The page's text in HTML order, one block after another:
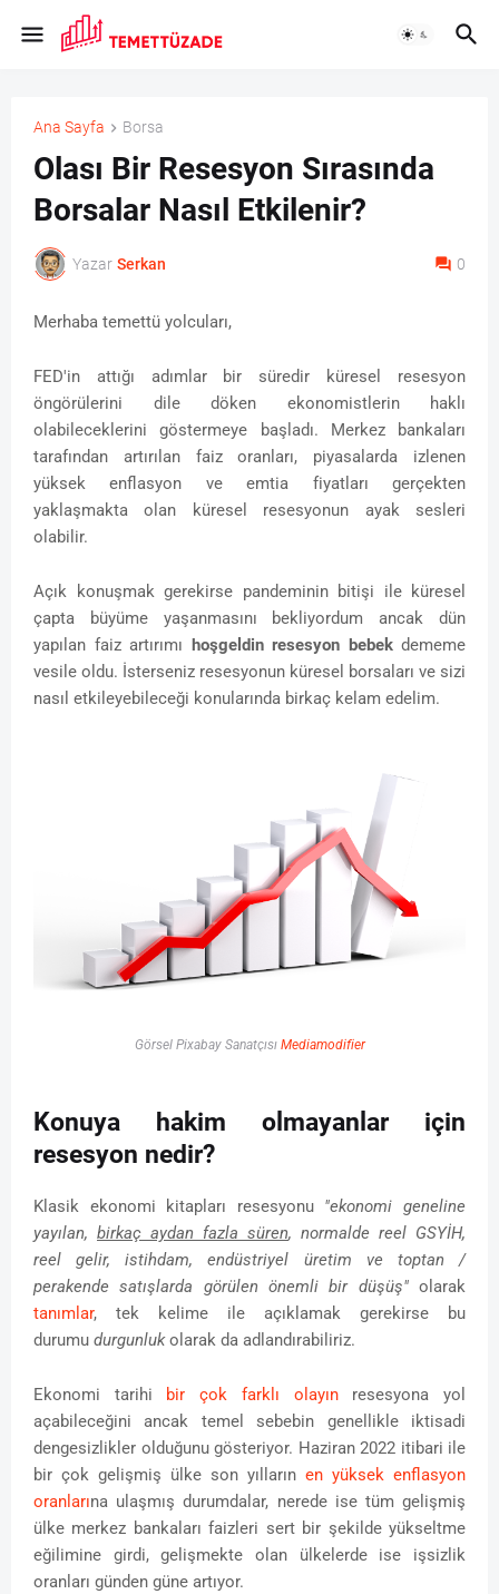
Ana Sayfa Borsa
Olası Bir Resesyon Sırasında
Borsalar Nasıl Etkilenir?
Yazar Serkan 0
Merhaba temettü yolcuları,
FED'in attığı adımlar bir süredir küresel resesyon
öngörülerini dile döken ekonomistlerin haklı
olabileceklerini göstermeye başladı. Merkez bankaları
tarafından artırılan faiz oranları, piyasalarda izlenen
yüksek enflasyon ve emtia fiyatları gerçekten
yaklaşmakta olan küresel resesyonun ayak sesleri
olabilir.
Açık konuşmak gerekirse pandeminin bitişi ile küresel
çapta büyüme yaşanmasını bekliyordum ancak dün
yapılan faiz artırımı hoşgeldin resesyon bebekdememe
vesile oldu. İsterseniz resesyonun küresel borsaları ve sizi
nasıl etkileyebileceği konularında birkaç kelam edelim.
Görsel Pixabay Sanatçısı Mediamodifier
Konuya hakim olmayanlar için
resesyon nedir?
Klasik ekonomi kitapları resesyonu "ekonomi geneline
yayılan, birkaç aydan fazla süren, normalde reel GSYİH,
reel gelir, istihdam, endüstriyel üretim ve toptan /
perakende satışlarda görülen önemli bir düşüş"olarak
tanımlar, tek kelime ile açıklamak gerekirse bu
durumu durgunlukolarak da adlandırabiliriz.
Ekonomi tarihi bir çok farklı olayınresesyona yol
açabileceğini ancak temel sebebin genellikle iktisadi
dengesizlikler olduğunu gösteriyor. Haziran 2022 itibari ile
bir çok gelişmiş ülke son yılların en yüksek enflasyon
oranlarına ulaşmış durumdalar, nerede ise tüm gelişmiş
ülke merkez bankaları faizleri sert bir şekilde yükseltme
eğilimine girdi, gelişmekte olan ülkelerde ise işsizlik
oranları günden güne artıyor.